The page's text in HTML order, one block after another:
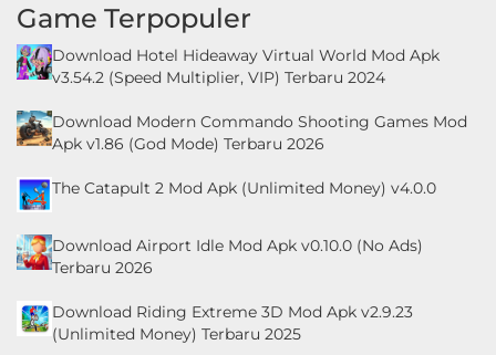
Game Terpopuler
Download Hotel Hideaway Virtual World Mod Apk
v3.54.2 (Speed Multiplier, VIP) Terbaru 2024
Download Modern Commando Shooting Games Mod
Apk v1.86 (God Mode) Terbaru 2026
The Catapult 2 Mod Apk (Unlimited Money) v4.0.0
Download Airport Idle Mod Apk v0.10.0 (No Ads)
Terbaru 2026
Download Riding Extreme 3D Mod Apk v2.9.23
(Unlimited Money) Terbaru 2025